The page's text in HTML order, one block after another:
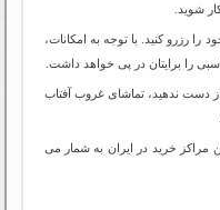
شوید
را رزرو کنید. با توجه به امکانات،
را برایتان در پی خواهد داشت
دست ندهید، تماشای غروب آفتاب
مراکز خرید در ایران به شمار می